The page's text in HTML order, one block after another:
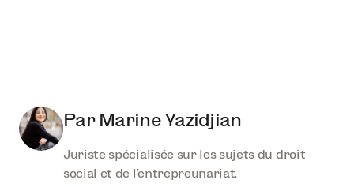
Par Marine Yazidjian
Juriste spécialisée sur les sujets du droit
social et de l'entrepreunariat.